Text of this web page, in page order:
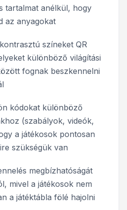
tartalmat anélkül, hogy
az anyagokat
színeket QR
különböző világítási
fognak beszkennelni
kódokat különböző
(szabályok, videók,
a játékosok pontosan
szükségük van
megbízhatóságát
mivel a játékosok nem
a játéktábla fölé hajolni